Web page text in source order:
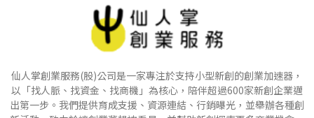
仙人掌創業服務(股)公司是一家專注於支持小型新創的創業加速器，
以「找人脈、找資金、找商機」為核心，陪伴超過600家新創企業邁
出第一步。我們提供育成支援、資源連結、行銷曝光，並舉辦各種創